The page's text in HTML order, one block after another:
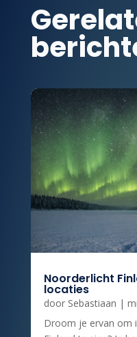
Noorderlicht
locaties
door Sebastiaan |
Droom je ervan om